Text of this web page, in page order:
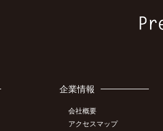
企業情報
会社概要
アクセスマップ